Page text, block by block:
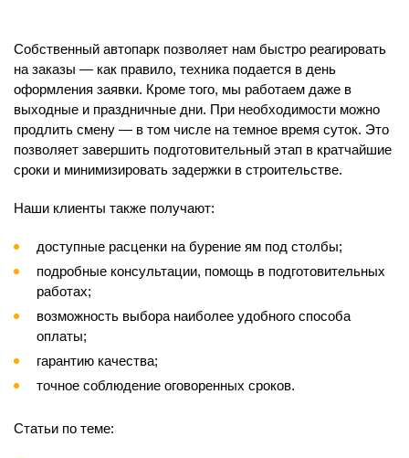
Собственный автопарк позволяет нам быстро реагировать
на заказы — как правило, техника подается в день
оформления заявки. Кроме того, мы работаем даже в
выходные и праздничные дни. При необходимости можно
продлить смену — в том числе на темное время суток. Это
позволяет завершить подготовительный этап в кратчайшие
сроки и минимизировать задержки в строительстве.
Наши клиенты также получают:
доступные расценки на бурение ям под столбы;
подробные консультации, помощь в подготовительных
работах;
возможность выбора наиболее удобного способа
оплаты;
гарантию качества;
точное соблюдение оговоренных сроков.
Статьи по теме: